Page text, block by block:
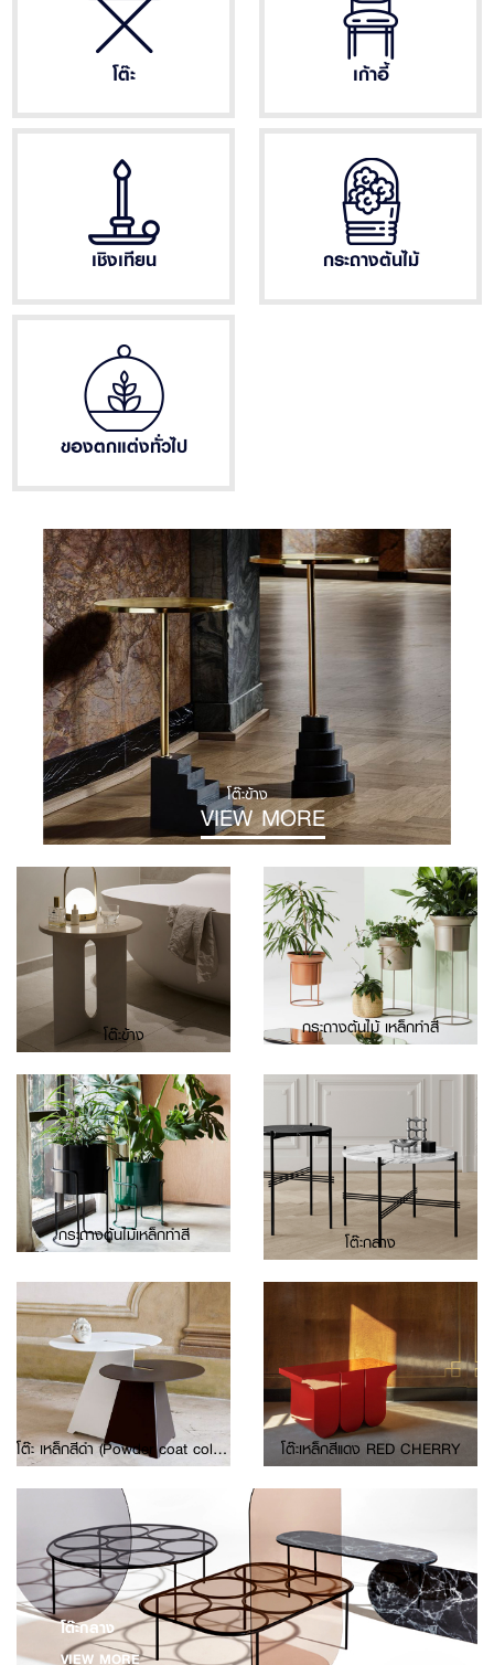
โต๊ะ เก้าอี้
เชิงเทียน กระถางต้นไม้
ของตกแต่งทั่วไป
โต๊ะข้าง
VIEW MORE
โต๊ะข้าง กระถางต้นไม้ เหล็กทำสี
กระถางต้นไม้เหล็กทำสี โต๊ะกลาง
โต๊ะ เหล็กสีดำ (Powder coat color) / ขาวด้าน โต๊ะเหล็กสีแดง RED CHERRY
โต๊ะกลาง
VIEW MORE